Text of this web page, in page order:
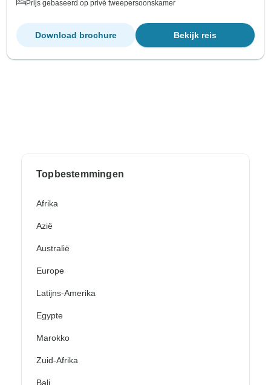
Prijs gebaseerd op privé tweepersoonskamer
Bekijk reis
Download brochure
Topbestemmingen
Afrika
Azië
Australië
Europe
Latijns-Amerika
Egypte
Marokko
Zuid-Afrika
Bali